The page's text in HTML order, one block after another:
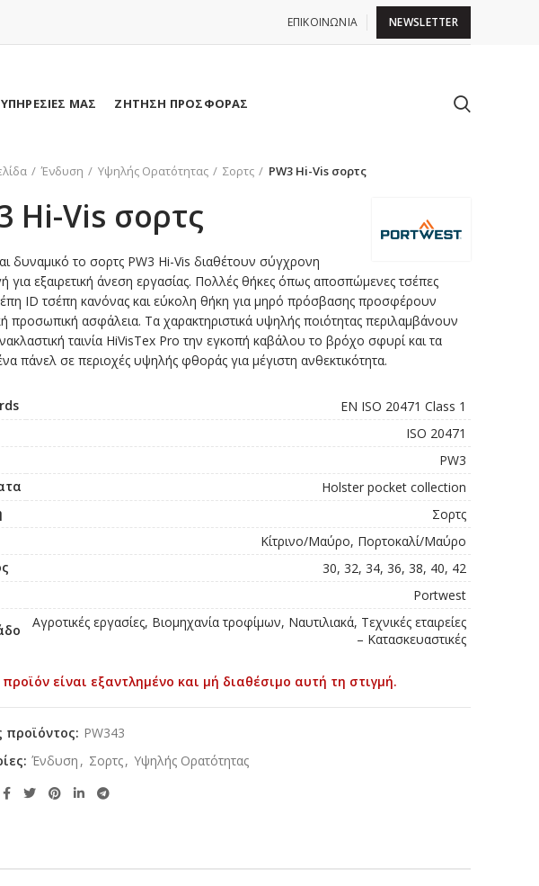
ΕΠΙΚΟΙΝΩΝΙΑ NEWSLETTER
ΥΠΗΡΕΣΙΕΣ ΜΑΣ ΖΗΤΗΣΗ ΠΡΟΣΦΟΡΑΣ
Ένδυση Υψηλής Ορατότητας Σορτς PW3 Hi-Vis σορτς
Hi-Vis σορτς
δυναμικό το σορτς PW3 Hi-Vis διαθέτουν σύγχρονη
για εξαιρετική άνεση εργασίας. Πολλές θήκες όπως αποσπώμενες τσέπες
ID τσέπη κανόνας και εύκολη θήκη για μηρό πρόσβασης προσφέρουν
προσωπική ασφάλεια. Τα χαρακτηριστικά υψηλής ποιότητας περιλαμβάνουν
ταινία HiVisTex Pro την εγκοπή καβάλου το βρόχο σφυρί και τα
πάνελ σε περιοχές υψηλής φθοράς για μέγιστη ανθεκτικότητα.
EN ISO 20471 Class 1
ISO 20471
PW3
Holster pocket collection
Σορτς
Κίτρινο/Μαύρο, Πορτοκαλί/Μαύρο
30, 32, 34, 36, 38, 40, 42
Portwest
Αγροτικές εργασίες, Βιομηχανία τροφίμων, Ναυτιλιακά, Τεχνικές εταιρείες
– Κατασκευαστικές
είναι εξαντλημένο και μή διαθέσιμο αυτή τη στιγμή.
προϊόντος: PW343
Ένδυση , Σορτς, Υψηλής Ορατότητας